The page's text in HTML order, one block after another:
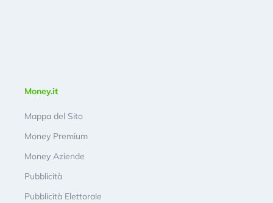
Money.it
Mappa del Sito
Money Premium
Money Aziende
Pubblicità
Pubblicità Elettorale